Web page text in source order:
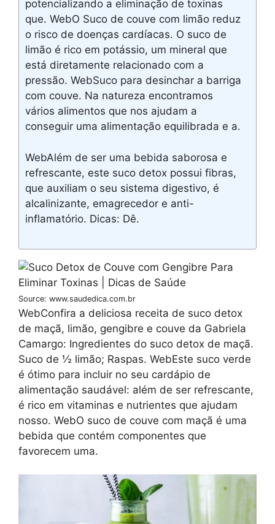
potencializando a eliminação de toxinas
que. WebO Suco de couve com limão reduz
o risco de doenças cardíacas. O suco de
limão é rico em potássio, um mineral que
está diretamente relacionado com a
pressão. WebSuco para desinchar a barriga
com couve. Na natureza encontramos
vários alimentos que nos ajudam a
conseguir uma alimentação equilibrada e a.
WebAlém de ser uma bebida saborosa e
refrescante, este suco detox possui fibras,
que auxiliam o seu sistema digestivo, é
alcalinizante, emagrecedor e anti-
inflamatório. Dicas: Dê.
Source: www.saudedica.com.br
WebConfira a deliciosa receita de suco detox
de maçã, limão, gengibre e couve da Gabriela
Camargo: Ingredientes do suco detox de maçã.
Suco de ½ limão; Raspas. WebEste suco verde
é ótimo para incluir no seu cardápio de
alimentação saudável: além de ser refrescante,
é rico em vitaminas e nutrientes que ajudam
nosso. WebO suco de couve com maçã é uma
bebida que contém componentes que
favorecem uma.